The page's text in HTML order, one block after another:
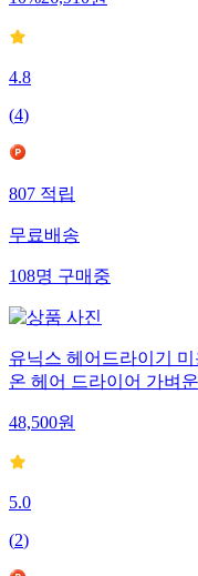
4.8
(4)
807적립
무료배송
108명구매중
유닉스 헤어드라이기
온 헤어 드라이어 가벼
48,500원
5.0
(2)